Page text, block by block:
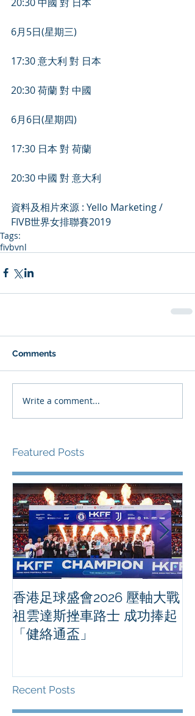
6月5日(星期三)
17:30 意大利 對 日本
20:30 荷蘭 對 中國
6月6日(星期四)
17:30 日本 對 荷蘭
20:30 中國 對 意大利
資料及相片來源 : Yello Marketing /
FIVB世界女排聯賽2019
Tags:
fivbvnl
Comments
Write a comment...
Featured Posts
香港足球盛會2026 壓軸大戰
祖雲達斯挫車路士 成功捧起
「健絡通盃」
Recent Posts